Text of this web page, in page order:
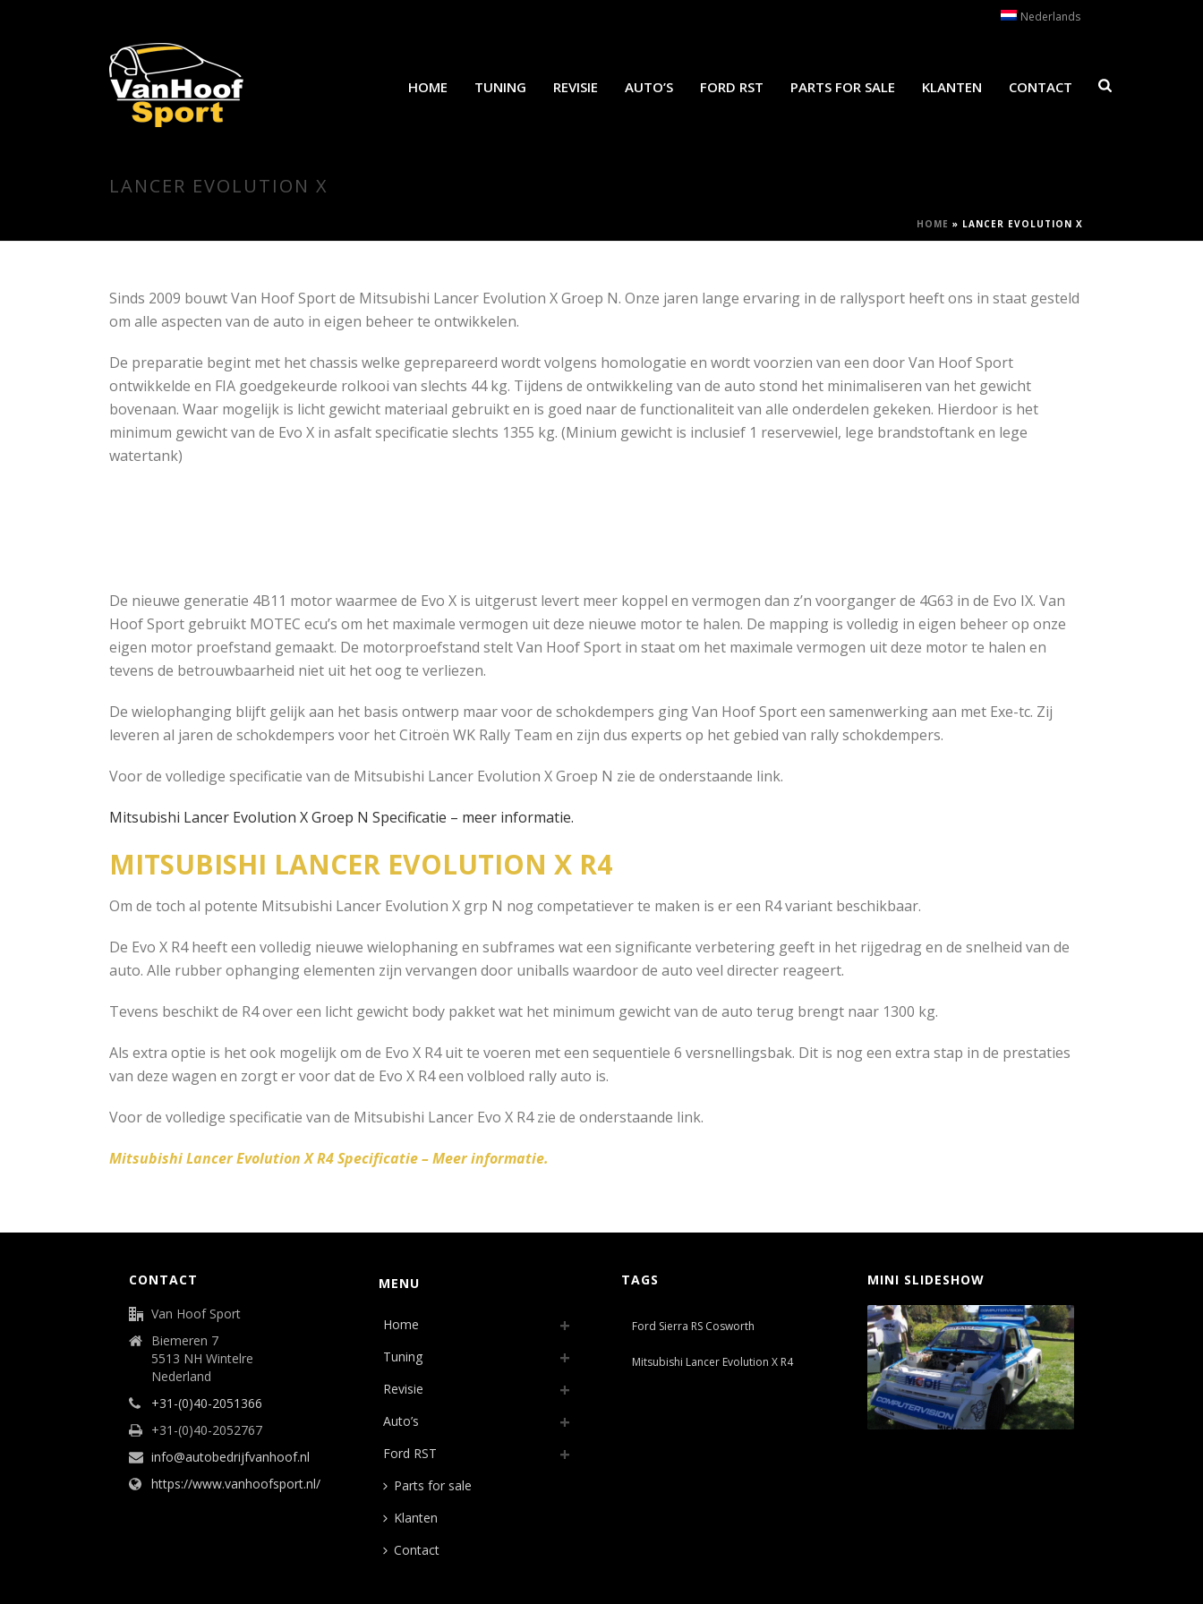
Nederlands
HOME TUNING REVISIE AUTO’S FORD RST PARTS FOR SALE KLANTEN CONTACT
LANCER EVOLUTION X
HOME » LANCER EVOLUTION X
Sinds 2009 bouwt Van Hoof Sport de Mitsubishi Lancer Evolution X Groep N. Onze jaren lange ervaring in de rallysport heeft ons in staat gesteld
om alle aspecten van de auto in eigen beheer te ontwikkelen.
De preparatie begint met het chassis welke geprepareerd wordt volgens homologatie en wordt voorzien van een door Van Hoof Sport
ontwikkelde en FIA goedgekeurde rolkooi van slechts 44 kg. Tijdens de ontwikkeling van de auto stond het minimaliseren van het gewicht
bovenaan. Waar mogelijk is licht gewicht materiaal gebruikt en is goed naar de functionaliteit van alle onderdelen gekeken. Hierdoor is het
minimum gewicht van de Evo X in asfalt specificatie slechts 1355 kg. (Minium gewicht is inclusief 1 reservewiel, lege brandstoftank en lege
watertank)
De nieuwe generatie 4B11 motor waarmee de Evo X is uitgerust levert meer koppel en vermogen dan z’n voorganger de 4G63 in de Evo IX. Van
Hoof Sport gebruikt MOTEC ecu’s om het maximale vermogen uit deze nieuwe motor te halen. De mapping is volledig in eigen beheer op onze
eigen motor proefstand gemaakt. De motorproefstand stelt Van Hoof Sport in staat om het maximale vermogen uit deze motor te halen en
tevens de betrouwbaarheid niet uit het oog te verliezen.
De wielophanging blijft gelijk aan het basis ontwerp maar voor de schokdempers ging Van Hoof Sport een samenwerking aan met Exe-tc. Zij
leveren al jaren de schokdempers voor het Citroën WK Rally Team en zijn dus experts op het gebied van rally schokdempers.
Voor de volledige specificatie van de Mitsubishi Lancer Evolution X Groep N zie de onderstaande link.
Mitsubishi Lancer Evolution X Groep N Specificatie – meer informatie.
MITSUBISHI LANCER EVOLUTION X R4
Om de toch al potente Mitsubishi Lancer Evolution X grp N nog competatiever te maken is er een R4 variant beschikbaar.
De Evo X R4 heeft een volledig nieuwe wielophaning en subframes wat een significante verbetering geeft in het rijgedrag en de snelheid van de
auto. Alle rubber ophanging elementen zijn vervangen door uniballs waardoor de auto veel directer reageert.
Tevens beschikt de R4 over een licht gewicht body pakket wat het minimum gewicht van de auto terug brengt naar 1300 kg.
Als extra optie is het ook mogelijk om de Evo X R4 uit te voeren met een sequentiele 6 versnellingsbak. Dit is nog een extra stap in de prestaties
van deze wagen en zorgt er voor dat de Evo X R4 een volbloed rally auto is.
Voor de volledige specificatie van de Mitsubishi Lancer Evo X R4 zie de onderstaande link.
Mitsubishi Lancer Evolution X R4 Specificatie – Meer informatie.
CONTACT
Van Hoof Sport
Biemeren 7
5513 NH Wintelre
Nederland
+31-(0)40-2051366
+31-(0)40-2052767
info@autobedrijfvanhoof.nl
https://www.vanhoofsport.nl/
MENU
Home
Tuning
Revisie
Auto’s
Ford RST
Parts for sale
Klanten
Contact
TAGS
Ford Sierra RS Cosworth
Mitsubishi Lancer Evolution X R4
MINI SLIDESHOW